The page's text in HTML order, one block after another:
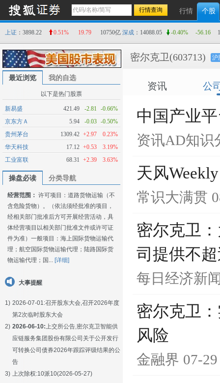
行情 个股
上证 ：3898.22 0.51% 19.79 10750亿 深成 ：14088.05 -0.40% -56.16
最近浏览 我的自选
以下是热门股票
新易盛 421.49 -2.81
-0.66%
京东方Ａ
5.94 -0.03 -0.50%
贵州茅台
1309.42 +2.97
0.23%
华天科技
17.12 +0.53
3.19%
工业富联
68.31 +2.39 3.63%
操盘必读 分类导航
经营范围： 许可项目：道路货物运输（不
含危险货物）。（依法须经批准的项目，
经相关部门批准后方可开展经营活动，具
体经营项目以相关部门批准文件或许可证
件为准）一般项目：海上国际货物运输代
理；航空国际货物运输代理；陆路国际货
物运输代理；国... [详细]
大事提醒
1) 2026-07-01:召开股东大会,召开2026年度
第2次临时股东大会
2) 2026-06-10:上交所公告,密尔克卫智能供
应链服务集团股份有限公司关于公开发行
可转换公司债券2026年跟踪评级结果的公
告
3) 上次除权:10派10(2026-05-27)
密尔克卫(603713) 沪
资讯 公
中国产业
资讯AD知识
天风
常识大满贯
密尔克卫
司提供不
每日经济新
密尔克卫
风险
金融界 07-